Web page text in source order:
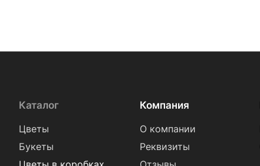
Каталог
Цветы
Букеты
Компания
О компании
Реквизиты